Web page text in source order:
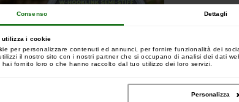
Consenso Dettagli
utilizza i cookie
per personalizzare contenuti ed annunci, per fornire funzionalità dei
il nostro sito con i nostri partner che si occupano di analisi dei dati
hai fornito loro o che hanno raccolto dal tuo utilizzo dei loro servizi.
Personalizza